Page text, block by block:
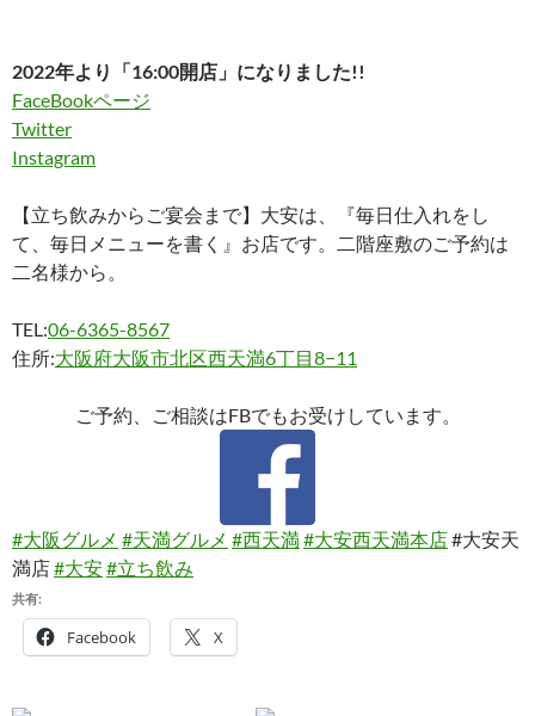
2022年より「16:00開店」になりました!!
FaceBookページ
Twitter
Instagram
【立ち飲みからご宴会まで】大安は、『毎日仕入れをし
て、毎日メニューを書く』お店です。二階座敷のご予約は
二名様から。
TEL:06-6365-8567
住所:大阪府大阪市北区西天満6丁目8−11
ご予約、ご相談はFBでもお受けしています。
#大阪グルメ #天満グルメ #西天満#大安西天満本店#大安天
満店#大安#立ち飲み
共有:
Facebook X